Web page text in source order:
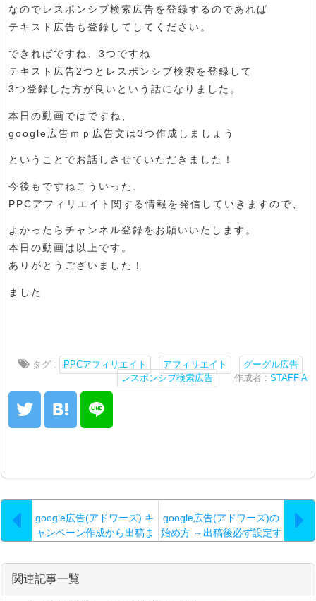
なのでレスポンシブ検索広告を登録するのであれば
テキスト広告も登録してしてください。
できればですね、3つですね
テキスト広告2つとレスポンシブ検索を登録して
3つ登録した方が良いという話になりました。
本日の動画ではですね、
google広告ｍｐ広告文は3つ作成しましょう
ということでお話しさせていただきました！
今後もですねこういった、
PPCアフィリエイト関する情報を発信していきますので、
よかったらチャンネル登録をお願いいたします。
本日の動画は以上です。
ありがとうございました！
ました
タグ : PPCアフィリエイト アフィリエイト
グーグル広告
レスポンシブ検索広告
作成者 : STAFF A
google広告(アドワーズ) キ
ャンペーン作成から出稿ま
google広告(アドワーズ)の
始め方 ～出稿後必ず設定す
関連記事一覧